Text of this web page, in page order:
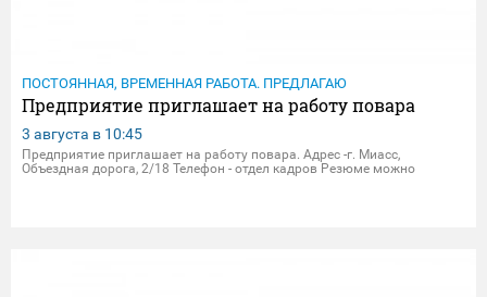
ПОСТОЯННАЯ, ВРЕМЕННАЯ РАБОТА. ПРЕДЛАГАЮ
Предприятие приглашает на работу повара
3 августа в 10:45
Предприятие приглашает на работу повара. Адрес -г. Миасс,
Объездная дорога, 2/18 Телефон - отдел кадров Резюме можно